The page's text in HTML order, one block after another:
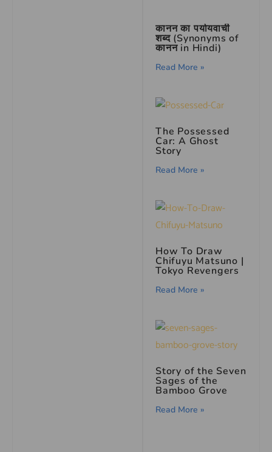
कानन का पर्यायवाची
शब्द (Synonyms of
कानन in Hindi)
Read More »
The Possessed
Car: A Ghost
Story
Read More »
How To Draw
Chifuyu Matsuno |
Tokyo Revengers
Read More »
Story of the Seven
Sages of the
Bamboo Grove
Read More »